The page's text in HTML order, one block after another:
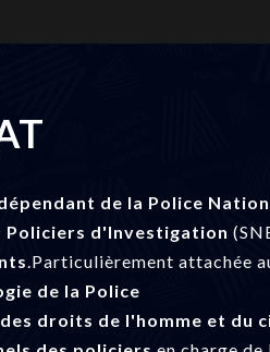
de la Police
Policiers d'Investigation
.Particulièrement attachée
de la Police
droits de l'homme et du